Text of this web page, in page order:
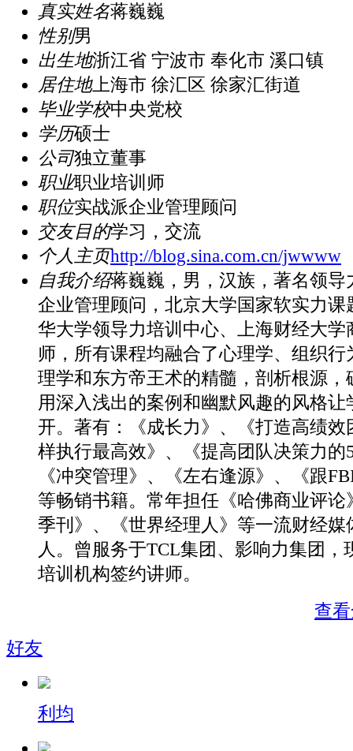
真实姓名蒋巍巍
性别男
出生地浙江省 宁波市 奉化市 溪口镇
居住地上海市 徐汇区 徐家汇街道
毕业学校中央党校
学历硕士
公司独立董事
职业职业培训师
职位实战派企业管理顾问
交友目的学习，交流
个人主页http://blog.sina.com.cn/jwwww
自我介绍蒋巍巍，男，汉族，著名领导
企业管理顾问，北京大学国家软实力课
华大学领导力培训中心、上海财经大学
师，所有课程均融合了心理学、组织行
理学和东方帝王术的精髓，剖析根源，
用深入浅出的案例和幽默风趣的风格让
开。著有：《成长力》、《打造高绩效
样执行最高效》、《提高团队决策力的
《冲突管理》、《左右逢源》、《跟
等畅销书籍。常年担任《哈佛商业评论
季刊》、《世界经理人》等一流财经媒
人。曾服务于TCL集团、影响力集团，
培训机构签约讲师。
查
好友
利均